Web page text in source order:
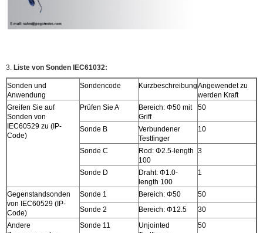
3. Liste von Sonden IEC61032:
Sonden und
Anwendung
Sondencode KurzbeschreibungAngewendet zu
werden Kraft
Greifen Sie auf
Sonden von
IEC60529 zu (IP-
Code)
Prüfen Sie A
Bereich: Φ50 mit
Griff
50
Sonde B
Verbundener
Testfinger
10
Sonde C
Rod: Φ2.5-length
100
3
Sonde D
Draht: Φ1.0-
length 100
1
Gegenstandsonden
von IEC60529 (IP-
Code)
Sonde 1 Bereich: Φ50
50
Sonde 2
Bereich: Φ12.5
30
Andere
Sonde 11
Unjointed
50